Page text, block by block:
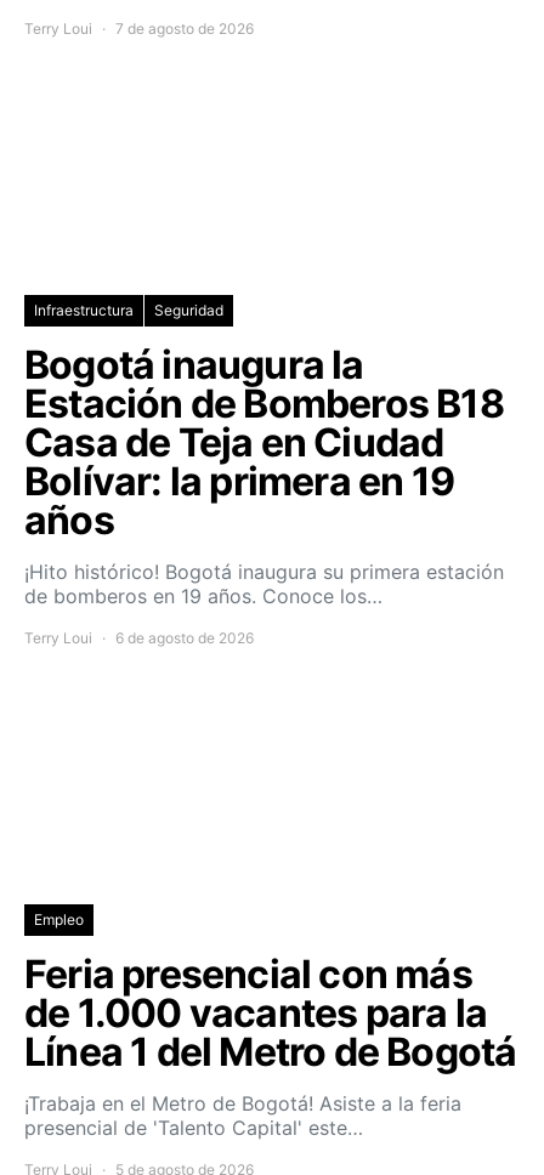
Terry Loui 7 de agosto de 2026
Infraestructura Seguridad
Bogotá inaugura la
Estación de Bomberos B18
Casa de Teja en Ciudad
Bolívar: la primera en 19
años
¡Hito histórico! Bogotá inaugura su primera estación
de bomberos en 19 años. Conoce los…
Terry Loui 6 de agosto de 2026
Empleo
Feria presencial con más
de 1.000 vacantes para la
Línea 1 del Metro de Bogotá
¡Trabaja en el Metro de Bogotá! Asiste a la feria
presencial de 'Talento Capital' este…
Terry Loui 5 de agosto de 2026